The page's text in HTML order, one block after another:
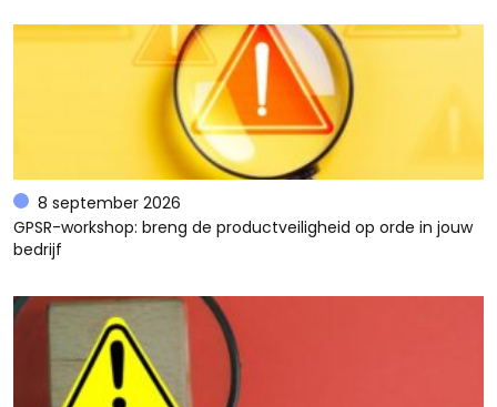
8 september 2026
GPSR-workshop: breng de productveiligheid op orde in jouw
bedrijf